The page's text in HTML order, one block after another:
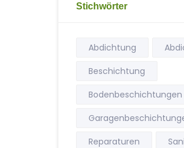
Stichwörter
Abdichtung
Beschichtung
Bodenbeschichtungen
Reparaturen